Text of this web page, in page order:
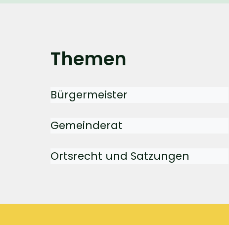
Themen
Bürgermeister
Gemeinderat
Ortsrecht und Satzungen